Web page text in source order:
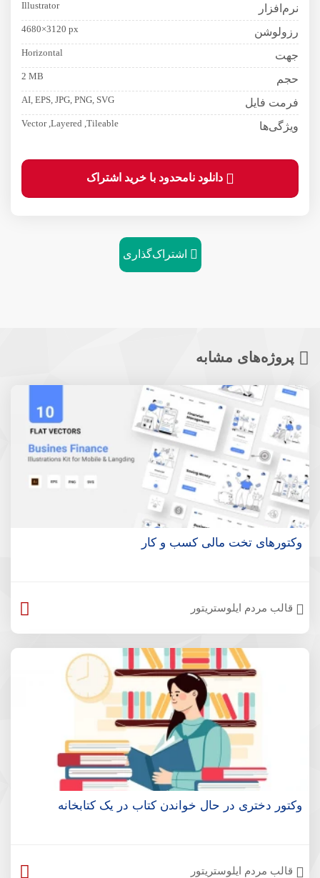
نرم‌افزار Illustrator
رزولوشن 4680×3120 px
جهت Horizontal
حجم 2 MB
فرمت فایل AI, EPS, JPG, PNG, SVG
ویژگی‌ها Vector ,Layered ,Tileable
دانلود نامحدود با خرید اشتراک
اشتراک‌گذاری
پروژه‌های مشابه
وکتورهای تخت مالی کسب و کار
قالب مردم ایلوستریتور
وکتور دختری در حال خواندن کتاب در یک کتابخانه
قالب مردم ایلوستریتور